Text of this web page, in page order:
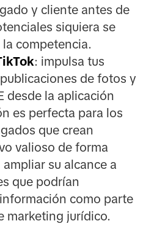
y cliente antes de
siquiera se
competencia.
: impulsa tus
de fotos y
desde la aplicación
es perfecta para los
que crean
valioso de forma
su alcance a
que podrían
como parte
marketing jurídico.